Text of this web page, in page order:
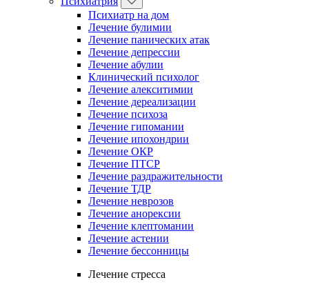
Психиатр на дом
Лечение булимии
Лечение панических атак
Лечение депрессии
Лечение абулии
Клинический психолог
Лечение алекситимии
Лечение дереализации
Лечение психоза
Лечение гипомании
Лечение ипохондрии
Лечение ОКР
Лечение ПТСР
Лечение раздражительности
Лечение ТДР
Лечение неврозов
Лечение анорексии
Лечение клептомании
Лечение астении
Лечение бессонницы
Лечение стресса